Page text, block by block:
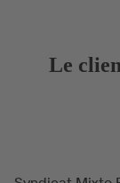
Le